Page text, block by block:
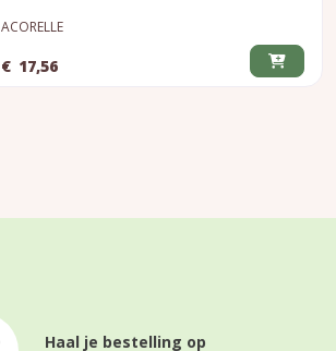
ACORELLE
€ 17,56
Haal je bestelling op